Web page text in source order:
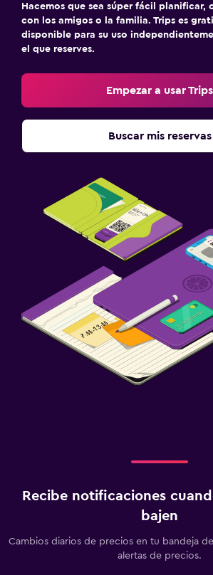
Hacemos que sea súper fácil planificar,
con los amigos o la familia. Trips es
disponible para su uso
el que reserves.
Empezar a usar Trips
Buscar mis reservas
Recibe notificaciones
bajen
Cambios diarios de precios en tu bandeja
alertas de precios.